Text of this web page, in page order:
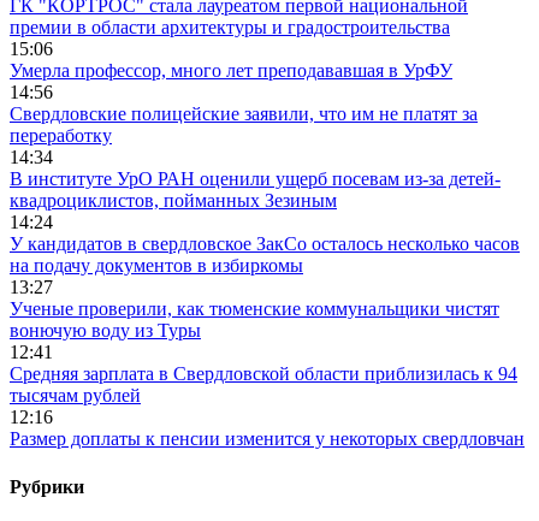
ГК "КОРТРОС" стала лауреатом первой национальной
премии в области архитектуры и градостроительства
15:06
Умерла профессор, много лет преподававшая в УрФУ
14:56
Свердловские полицейские заявили, что им не платят за
переработку
14:34
В институте УрО РАН оценили ущерб посевам из-за детей-
квадроциклистов, пойманных Зезиным
14:24
У кандидатов в свердловское ЗакСо осталось несколько часов
на подачу документов в избиркомы
13:27
Ученые проверили, как тюменские коммунальщики чистят
вонючую воду из Туры
12:41
Средняя зарплата в Свердловской области приблизилась к 94
тысячам рублей
12:16
Размер доплаты к пенсии изменится у некоторых свердловчан
Рубрики